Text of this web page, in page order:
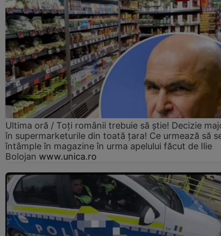
Ultima oră / Toți românii trebuie să știe! Decizie
în supermarketurile din toată țara! Ce urmează să
întâmple în magazine în urma apelului făcut de Ilie
Bolojan www.unica.ro